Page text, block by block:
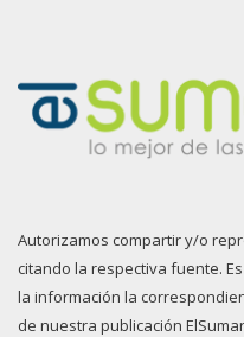
Autorizamos compartir y/o
citando la respectiva fuente.
la información la
de nuestra publicación